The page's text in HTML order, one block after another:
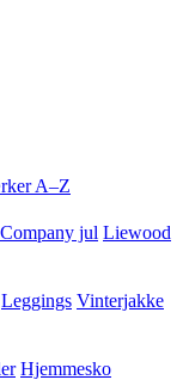
A–Z
jul Liewood
Leggings Vinterjakke
Hjemmesko